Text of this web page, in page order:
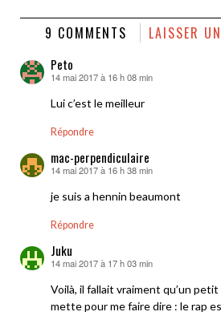
9 COMMENTS LAISSER
Peto
dit :
14 mai 2017 à 16 h 08 min
Lui c’est le meilleur
Répondre
mac-perpendiculaire
dit :
14 mai 2017 à 16 h 38 min
je suis a hennin beaumont
Répondre
Juku
dit :
14 mai 2017 à 17 h 03 min
Voilà, il fallait vraiment qu’un
mette pour me faire dire : le rap